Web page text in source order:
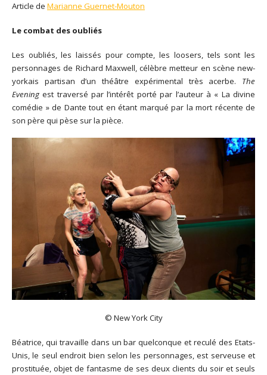
Article de Marianne Guernet-Mouton
Le combat des oubliés
Les oubliés, les laissés pour compte, les loosers, tels sont les
personnages de Richard Maxwell, célèbre metteur en scène new-
yorkais partisan d’un théâtre expérimental très acerbe. The
Evening est traversé par l’intérêt porté par l’auteur à « La divine
comédie » de Dante tout en étant marqué par la mort récente de
son père qui pèse sur la pièce.
© New York City
Béatrice, qui travaille dans un bar quelconque et reculé des Etats-
Unis, le seul endroit bien selon les personnages, est serveuse et
prostituée, objet de fantasme de ses deux clients du soir et seuls